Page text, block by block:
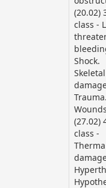
(20.02)
class -
Shock.
Skeletal
(27.02)
class -